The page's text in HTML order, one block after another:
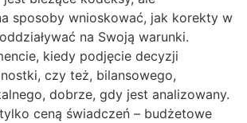
sposoby wnioskować, jak korekty w
na Swoją warunki.
kiedy podjęcie decyzji
czy też, bilansowego,
dobrze, gdy jest analizowany.
ceną świadczeń – budżetowe